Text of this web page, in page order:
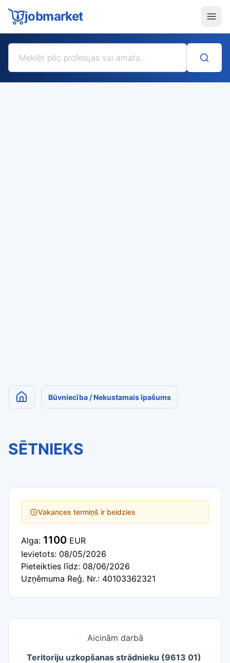
jobmarket
Būvniecība / Nekustamais īpašums
SĒTNIEKS
Aicinām darbā
Teritoriju uzkopšanas strādnieku (9613 01)
Vakances termiņš ir beidzies
Alga: 1100 EUR
Ievietots: 08/05/2026
Pieteikties līdz: 08/06/2026
Uzņēmuma Reģ. Nr.: 40103362321